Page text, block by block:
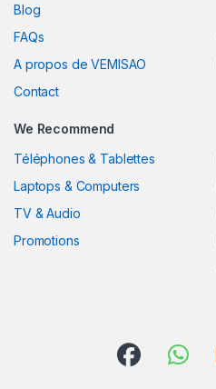
Blog
FAQs
A propos de VEMISAO
Contact
We Recommend
Téléphones & Tablettes
Laptops & Computers
TV & Audio
Promotions